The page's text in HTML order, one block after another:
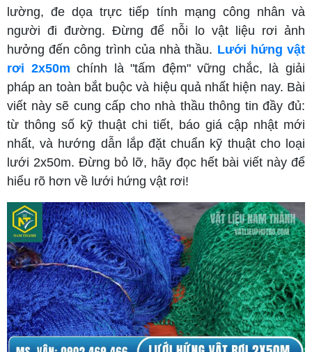
lường, đe dọa trực tiếp tính mạng công nhân và
người đi đường. Đừng để nỗi lo vật liệu rơi ảnh
hưởng đến công trình của nhà thầu. Lưới hứng vật
rơi 2x50m chính là "tấm đệm" vững chắc, là giải
pháp an toàn bắt buộc và hiệu quả nhất hiện nay. Bài
viết này sẽ cung cấp cho nhà thầu thông tin đầy đủ:
từ thông số kỹ thuật chi tiết, báo giá cập nhật mới
nhất, và hướng dẫn lắp đặt chuẩn kỹ thuật cho loại
lưới 2x50m. Đừng bỏ lỡ, hãy đọc hết bài viết này để
hiểu rõ hơn về lưới hứng vật rơi!